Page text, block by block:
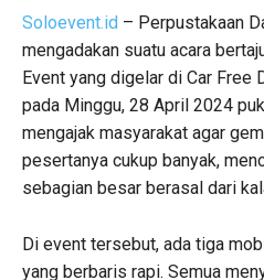
Soloevent.id – Perpustakaan
mengadakan suatu acara
Event yang digelar di Car Free
pada Minggu, 28 April 2024
mengajak masyarakat agar
pesertanya cukup banyak,
sebagian besar berasal dari
Di event tersebut, ada tiga
yang berbaris rapi. Semua